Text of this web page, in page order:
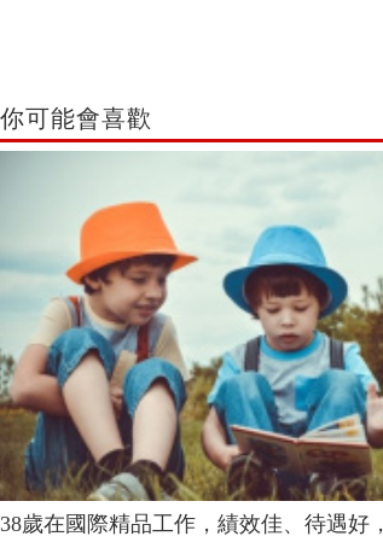
你可能會喜歡
38歲在國際精品工作，績效佳、待遇好